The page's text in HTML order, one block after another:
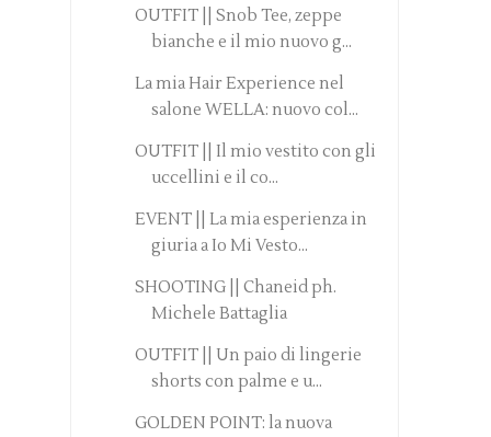
OUTFIT || Snob Tee, zeppe
bianche e il mio nuovo g...
La mia Hair Experience nel
salone WELLA: nuovo col...
OUTFIT || Il mio vestito con gli
uccellini e il co...
EVENT || La mia esperienza in
giuria a Io Mi Vesto...
SHOOTING || Chaneid ph.
Michele Battaglia
OUTFIT || Un paio di lingerie
shorts con palme e u...
GOLDEN POINT: la nuova